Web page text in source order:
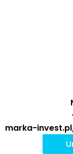
wygodny dostęp
autobusowego i
mieszkańcom
mieście i
Ważne
zakupy i
W najbliższym
marka-